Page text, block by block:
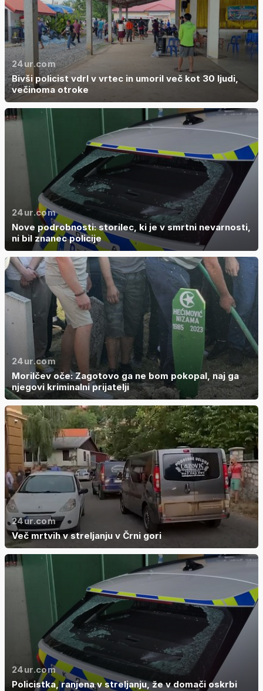
24ur.com
Bivši policist vdrl v vrtec in umoril več kot 30 ljudi,
večinoma otroke
24ur.com
Nove podrobnosti: storilec, ki je v smrtni nevarnosti,
ni bil znanec policije
24ur.com
Morilčev oče: Zagotovo ga ne bom pokopal, naj ga
njegovi kriminalni prijatelji
24ur.com
Več mrtvih v streljanju v Črni gori
24ur.com
Policistka, ranjena v streljanju, že v domači oskrbi